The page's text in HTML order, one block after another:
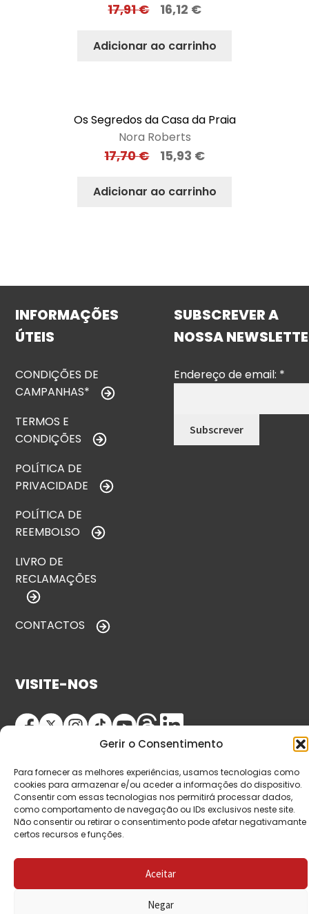
Gerir o Consentimento
Para fornecer as melhores experiências, usamos tecnologias como
cookies para armazenar e/ou aceder a informações do dispositivo.
Consentir com essas tecnologias nos permitirá processar dados,
como comportamento de navegação ou IDs exclusivos neste site.
Não consentir ou retirar o consentimento pode afetar negativamante
certos recursos e funções.
Aceitar
Negar
17,91€ 16,12 €
Adicionar ao carrinho
Os Segredos da Casa da Praia
Nora Roberts
17,70€ 15,93 €
Adicionar ao carrinho
INFORMAÇÕES
ÚTEIS
CONDIÇÕES DE
CAMPANHAS*
TERMOS E
CONDIÇÕES
POLÍTICA DE
PRIVACIDADE
POLÍTICA DE
REEMBOLSO
LIVRO DE
RECLAMAÇÕES
CONTACTOS
SUBSCREVER A
NOSSA
Endereço de email: *
VISITE-NOS
© Copyright 2026 Saída de Emergência. Todos os
direitos reservados.